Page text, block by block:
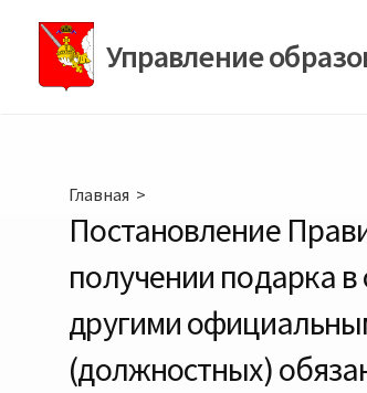
содержимомуУправление
Главная >
Постановление
получении подарка
другими
(должностных)